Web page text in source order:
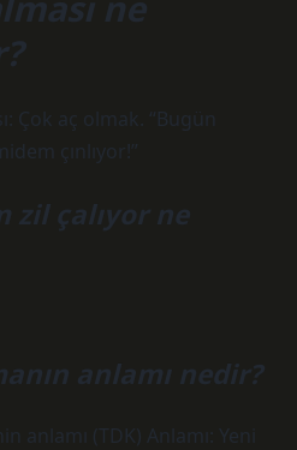
Çok aç olmak. “Bugün
çınlıyor!”
zil çalıyor ne
anlamı nedir?
anlamı (TDK) Anlamı: Yeni